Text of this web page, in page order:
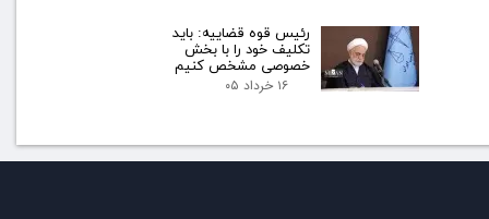
رئیس قوه قضاییه: باید
تکلیف خود را با بخش
خصوصی مشخص کنیم
۱۶ خرداد ۰۵